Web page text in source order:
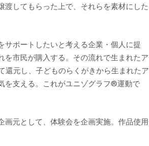
してもらった上で、それらを素材にした
ポートしたいと考える企業・個人に提
市民が購入する。その流れで生まれたア
還元し、子どものらくがきから生まれたア
を支える。これがユニゾグラフ®運動で
元として、体験会を企画実施。作品使用